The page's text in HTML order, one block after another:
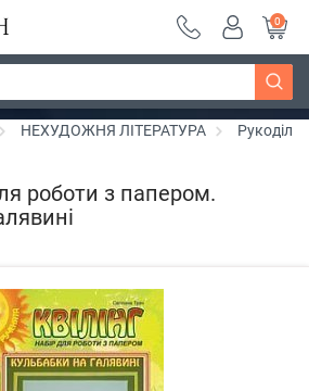
грн ~ 250 грн ~
Дізнатись більше
0
НЕХУДОЖНЯ ЛІТЕРАТУРА Рукоділля
роботи з папером.